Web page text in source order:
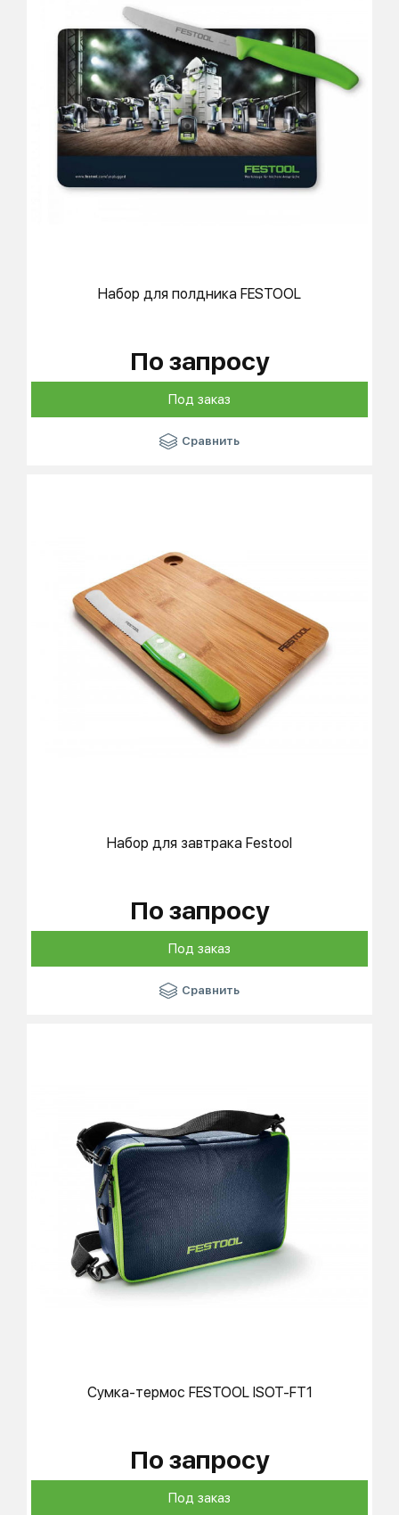
Набор для полдника FESTOOL
По запросу
Под заказ
Сравнить
Набор для завтрака Festool
По запросу
Под заказ
Сравнить
Сумка-термос FESTOOLISOT-FT1
По запросу
Под заказ